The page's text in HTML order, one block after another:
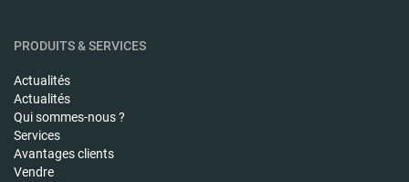
PRODUITS & SERVICES
Actualités
Actualités
Qui sommes-nous ?
Services
Avantages clients
Vendre